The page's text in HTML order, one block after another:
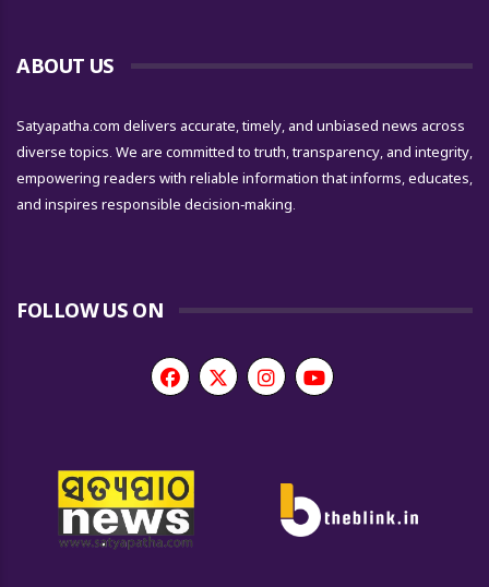
ABOUT US
Satyapatha.com delivers accurate, timely, and unbiased news across
diverse topics. We are committed to truth, transparency, and integrity,
empowering readers with reliable information that informs, educates,
and inspires responsible decision-making.
FOLLOW US ON